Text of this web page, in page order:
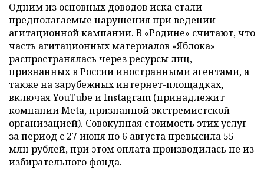
Одним из основных доводов иска стали
предполагаемые нарушения при ведении
агитационной кампании. В «Родине» считают, что
часть агитационных материалов «Яблока»
распространялась через ресурсы лиц,
признанных в России иностранными агентами, а
также на зарубежных интернет-площадках,
включая YouTube и Instagram (принадлежит
компании Meta, признанной экстремистской
организацией). Совокупная стоимость этих услуг
за период с 27 июня по 6 августа превысила 55
млн рублей, при этом оплата производилась не из
избирательного фонда.